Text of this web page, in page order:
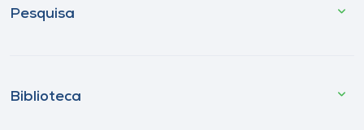
Pesquisa
Biblioteca